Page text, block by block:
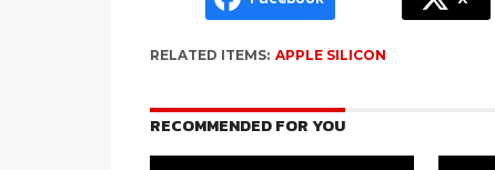
RELATED ITEMS: APPLE SILICON
RECOMMENDED FOR YOU